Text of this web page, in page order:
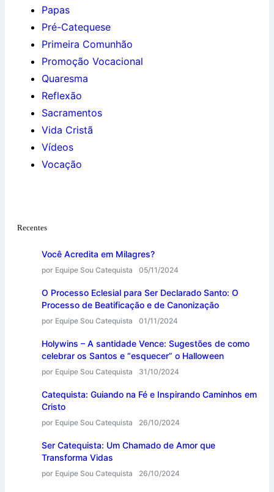
Papas
Pré-Catequese
Primeira Comunhão
Promoção Vocacional
Quaresma
Reflexão
Sacramentos
Vida Cristã
Vídeos
Vocação
Recentes
Você Acredita em Milagres?
por Equipe Sou Catequista 05/11/2024
O Processo Eclesial para Ser Declarado Santo: O
Processo de Beatificação e de Canonização
por Equipe Sou Catequista 01/11/2024
Holywins – A santidade Vence: Sugestões de como
celebrar os Santos e “esquecer” o Halloween
por Equipe Sou Catequista 31/10/2024
Catequista: Guiando na Fé e Inspirando Caminhos em
Cristo
por Equipe Sou Catequista 26/10/2024
Ser Catequista: Um Chamado de Amor que
Transforma Vidas
por Equipe Sou Catequista 26/10/2024